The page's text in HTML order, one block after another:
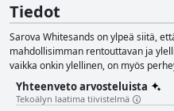
Tiedot
Sarova Whitesands on ylpeä siitä,
mahdollisimman rentouttavan ja
vaikka onkin ylellinen, on myös
viidestä ulkouima-altaasta, lasten
Yhteenveto arvosteluista
Tekoälyn laatima tiivistelmä